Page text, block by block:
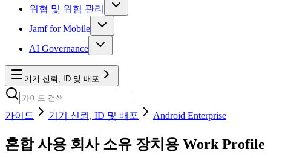
위협 및 위험 관리
Jamf for Mobile
AI Governance
기기 신뢰, ID 및 배포
가이드 기기 신뢰, ID 및 배포 Android Enterprise
혼합 사용 회사 소유 장치용 Work Profile